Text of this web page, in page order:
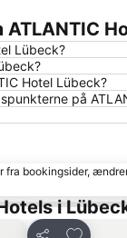
Lübeck?
Hotel Lübeck?
på
fra bookingsider,
i
Føj til